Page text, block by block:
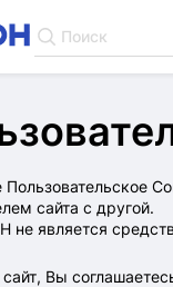
Поиск
Пользовательское
сайта с другой.
не является
Вы